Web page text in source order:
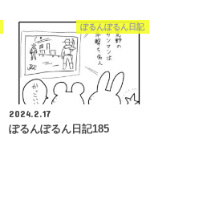
ぽるんぽるん日記
2024.2.17
ぽるんぽるん日記185